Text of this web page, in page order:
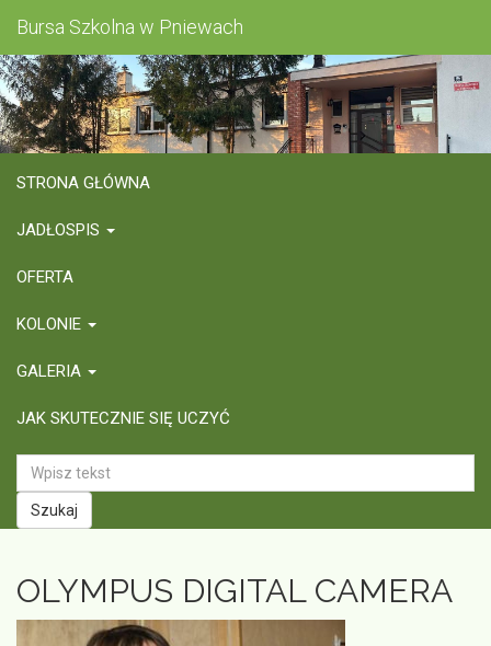
Bursa Szkolna w Pniewach
STRONA GŁÓWNA
JADŁOSPIS
OFERTA
KOLONIE
GALERIA
JAK SKUTECZNIE SIĘ UCZYĆ
Szukaj
OLYMPUS DIGITAL CAMERA